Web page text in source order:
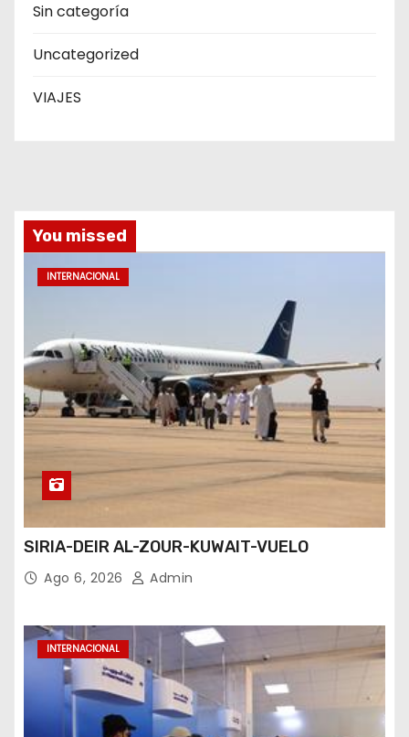
Sin categoría
Uncategorized
VIAJES
You missed
INTERNACIONAL
SIRIA-DEIR AL-ZOUR-KUWAIT-VUELO
Ago 6, 2026 Admin
INTERNACIONAL